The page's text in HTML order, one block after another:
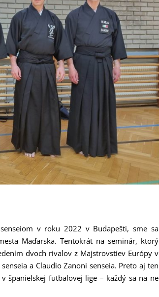
v roku 2022 v Budapešti, sme sa
Maďarska. Tentokrát na seminár, ktorý
dvoch rivalov z Majstrovstiev Európy v
a Claudio Zanoni senseia. Preto aj ten
v španielskej futbalovej lige – každý sa na ne